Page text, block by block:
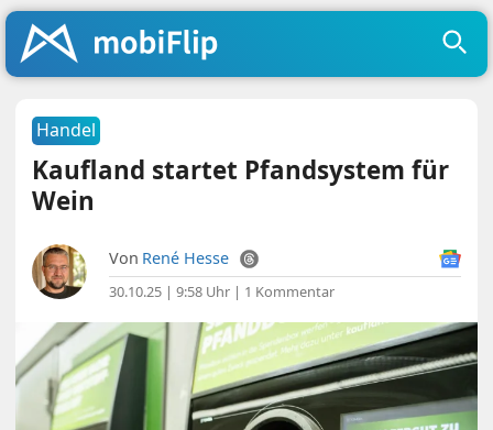
Handel
Kaufland startet Pfandsystem für
Wein
Von René Hesse
30.10.25 | 9:58 Uhr | 1 Kommentar